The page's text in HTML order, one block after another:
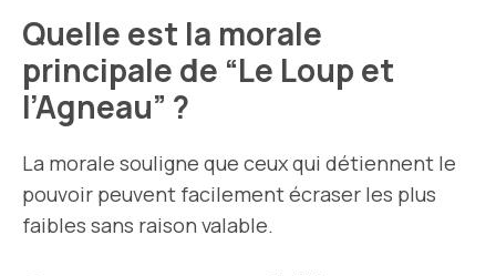
Quelle est la morale
principale de “Le Loup et
l’Agneau” ?
La morale souligne que ceux qui détiennent le
pouvoir peuvent facilement écraser les plus
faibles sans raison valable.